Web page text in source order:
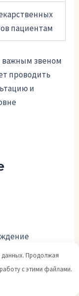
пациентам
важным звеном
проводить
и
и лечения
данных. Продолжая
с этими файлами.